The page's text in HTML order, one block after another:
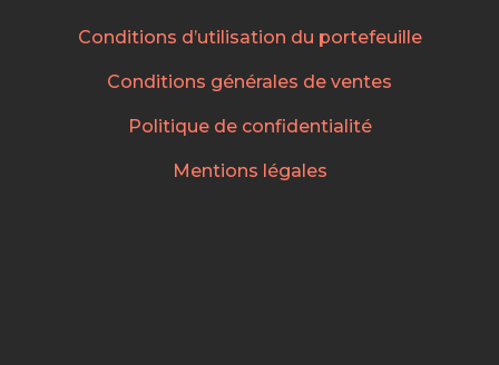
Conditions d’utilisation du portefeuille
Conditions générales de ventes
Politique de confidentialité
Mentions légales